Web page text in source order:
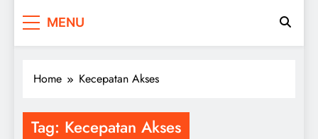
MENU
Home Kecepatan Akses
Tag: Kecepatan Akses